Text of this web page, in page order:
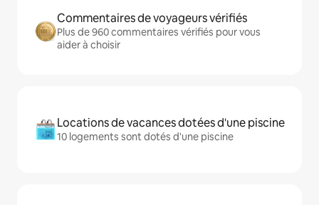
Commentaires de voyageurs vérifiés
Plus de 960 commentaires vérifiés pour vous
aider à choisir
Locations de vacances dotées d'une piscine
10 logements sont dotés d'une piscine